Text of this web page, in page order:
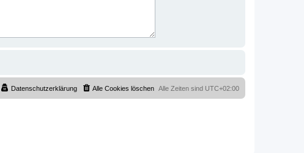
Alle Zeiten sind UTC+02:00
Alle Cookies löschen
Datenschutzerklärung